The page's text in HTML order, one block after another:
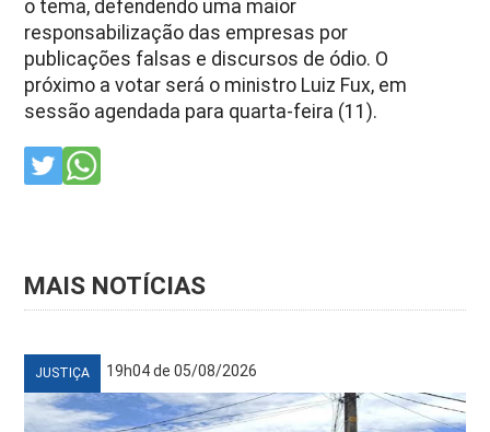
o tema, defendendo uma maior
responsabilização das empresas por
publicações falsas e discursos de ódio. O
próximo a votar será o ministro Luiz Fux, em
sessão agendada para quarta-feira (11).
MAIS NOTÍCIAS
JUSTIÇA 19h04 de 05/08/2026